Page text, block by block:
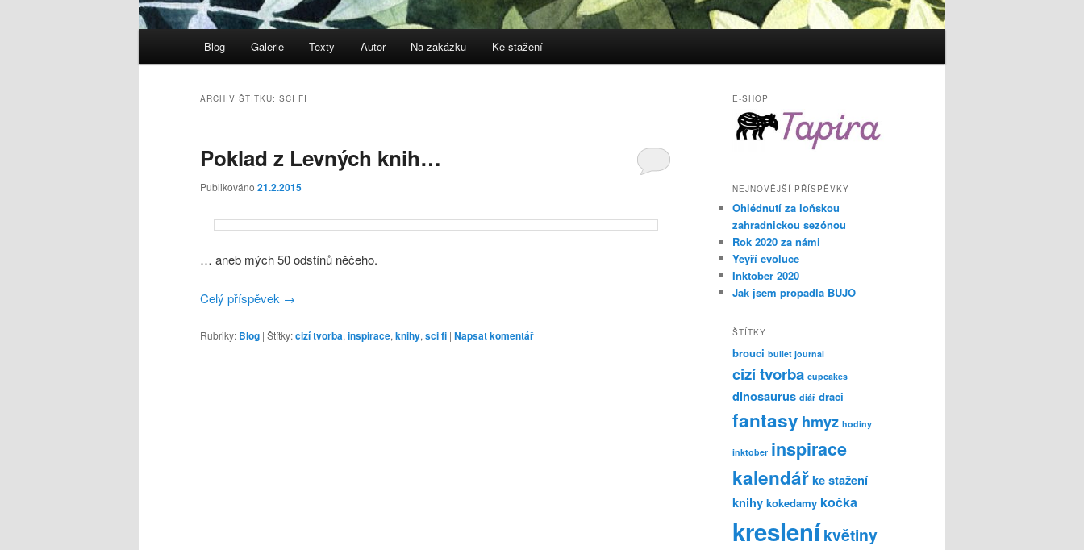
Blog Galerie Texty Autor Na zakázku Ke stažení
ARCHIV ŠTÍTKU: SCI FI
Poklad z Levných knih…
Publikováno 21.2.2015
… aneb mých 50 odstínů něčeho.
Celý příspěvek →
Rubriky: Blog | Štítky:cizí tvorba, inspirace, knihy, sci fi | Napsat komentář
E-SHOP
NEJNOVĚJŠÍ PŘÍSPĚVKY
Ohlédnutí za loňskou
zahradnickou sezónou
Rok 2020 za námi
Yeyří evoluce
Inktober 2020
Jak jsem propadla BUJO
ŠTÍTKY
brouci bullet journal
cizí tvorba cupcakes
dinosaurus diář draci
fantasy hmyz hodiny
inktober inspirace
kalendářke stažení
knihy kokedamy kočka
kresleníkvětiny